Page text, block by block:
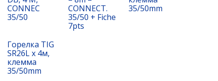
CONNEC
35/50
CONNECT.
35/50 + Fiche
7pts
35/50mm
Горелка TIG
SR26L x 4м,
клемма
35/50mm